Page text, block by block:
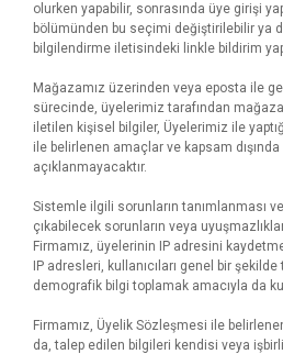
olurken yapabilir, sonrasında üye girişi
bölümünden bu seçimi değiştirilebilir ya
bilgilendirme iletisindeki linkle bildirim
Mağazamız üzerinden veya eposta ile
sürecinde, üyelerimiz tarafından
iletilen kişisel bilgiler, Üyelerimiz ile
ile belirlenen amaçlar ve kapsam
açıklanmayacaktır.
Sistemle ilgili sorunların tanımlanması
çıkabilecek sorunların veya
Firmamız, üyelerinin IP adresini
IP adresleri, kullanıcıları genel bir
demografik bilgi toplamak amacıyla da
Firmamız, Üyelik Sözleşmesi ile
da, talep edilen bilgileri kendisi veya